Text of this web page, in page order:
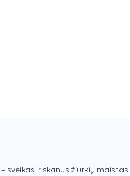
– sveikas ir skanus žiurkių maistas.